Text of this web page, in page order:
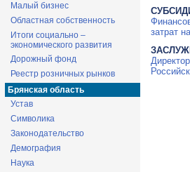
Малый бизнес
Областная собственность
Итоги социально –
экономического развития
Дорожный фонд
Реестр розничных рынков
Брянская область
Устав
Символика
Законодательство
Демография
Наука
затрат